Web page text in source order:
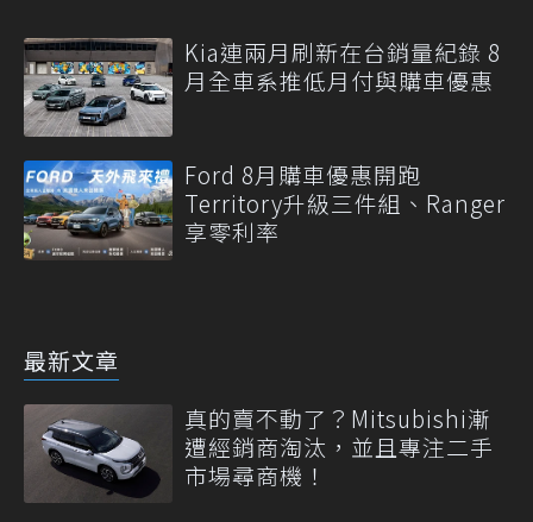
Kia連兩月刷新在台銷量紀錄 8
月全車系推低月付與購車優惠
Ford 8月購車優惠開跑
Territory升級三件組、Ranger
享零利率
最新文章
真的賣不動了？Mitsubishi漸
遭經銷商淘汰，並且專注二手
市場尋商機！